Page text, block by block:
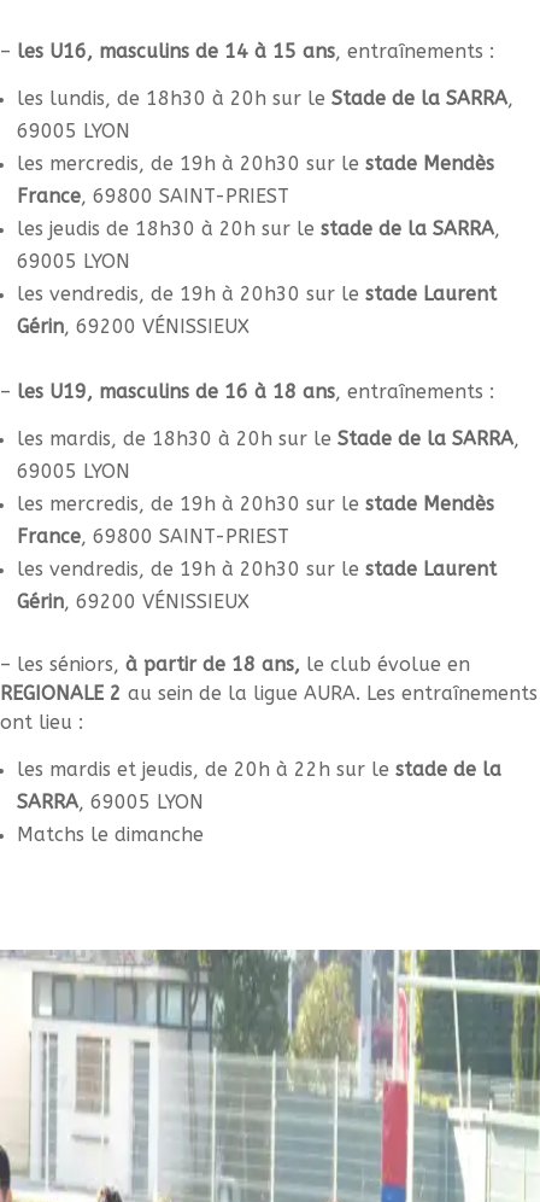
– les U16, masculins de 14 à 15 ans, entraînements :
les lundis, de 18h30 à 20h sur le Stade de la SARRA,
69005 LYON
les mercredis, de 19h à 20h30 sur le stade Mendès
France, 69800 SAINT-PRIEST
les jeudis de 18h30 à 20h sur le stade de la SARRA,
69005 LYON
les vendredis, de 19h à 20h30 sur le stade Laurent
Gérin, 69200 VÉNISSIEUX
– les U19, masculins de 16 à 18 ans, entraînements :
les mardis, de 18h30 à 20h sur le Stade de la SARRA,
69005 LYON
les mercredis, de 19h à 20h30 sur le stade Mendès
France, 69800 SAINT-PRIEST
les vendredis, de 19h à 20h30 sur le stade Laurent
Gérin, 69200 VÉNISSIEUX
– les séniors, à partir de 18 ans, le club évolue en
REGIONALE 2 au sein de la ligue AURA. Les entraînements
ont lieu :
les mardis et jeudis, de 20h à 22h sur le stade de la
SARRA, 69005 LYON
Matchs le dimanche